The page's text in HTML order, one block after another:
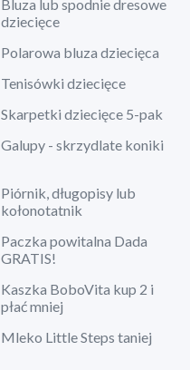
Bluza lub spodnie dresowe
dziecięce
Polarowa bluza dziecięca
Tenisówki dziecięce
Skarpetki dziecięce 5-pak
Galupy - skrzydlate koniki
Piórnik, długopisy lub
kołonotatnik
Paczka powitalna Dada
GRATIS!
Kaszka BoboVita kup 2 i
płać mniej
Mleko Little Steps taniej